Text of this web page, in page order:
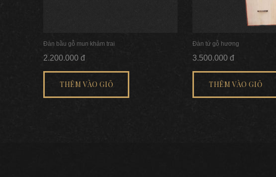
Đàn bầu gỗ mun khảm trai
2.200.000 đ
THÊM VÀO GIỎ
Đàn tứ gỗ hương
3.500.000 đ
THÊM VÀO GIỎ